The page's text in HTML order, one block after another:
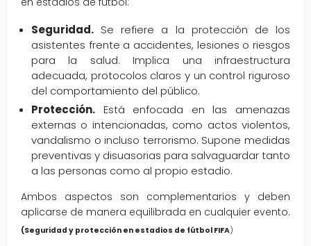
Seguridad. Se refiere a la protección de los
asistentes frente a accidentes, lesiones o riesgos
para la salud. Implica una infraestructura
adecuada, protocolos claros y un control riguroso
del comportamiento del público.
Protección. Está enfocada en las amenazas
externas o intencionadas, como actos violentos,
vandalismo o incluso terrorismo. Supone medidas
preventivas y disuasorias para salvaguardar tanto
a las personas como al propio estadio.
Ambos aspectos son complementarios y deben
aplicarse de manera equilibrada en cualquier evento.
(Seguridad y protección en estadios de fútbol FIFA)